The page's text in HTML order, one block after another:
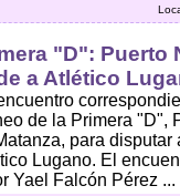
"D": Puerto
a Atlético
de la Primera "D",
para
Lugano. El
Yael Falcón Pérez ...